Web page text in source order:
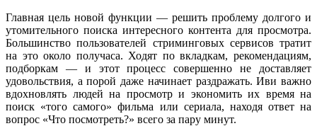
Главная цель новой функции — решить проблему долгого и
утомительного поиска интересного контента для просмотра.
Большинство пользователей стриминговых сервисов тратит
на это около получаса. Ходят по вкладкам, рекомендациям,
подборкам — и этот процесс совершенно не доставляет
удовольствия, а порой даже начинает раздражать. Иви важно
вдохновлять людей на просмотр и экономить их время на
поиск «того самого» фильма или сериала, находя ответ на
вопрос «Что посмотреть?» всего за пару минут.